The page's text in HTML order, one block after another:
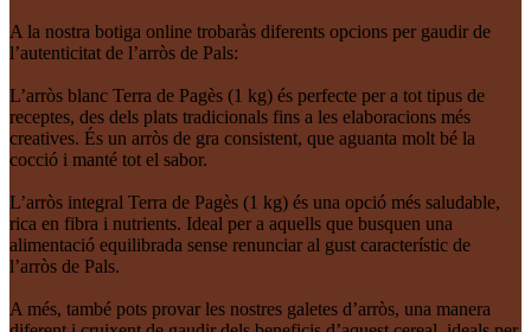
A la nostra botiga online trobaràs diferents opcions per gaudir de
l’autenticitat de l’arròs de Pals:
L’arròs blanc Terra de Pagès (1 kg) és perfecte per a tot tipus de
receptes, des dels plats tradicionals fins a les elaboracions més
creatives. És un arròs de gra consistent, que aguanta molt bé la
cocció i manté tot el sabor.
L’arròs integral Terra de Pagès (1 kg) és una opció més saludable,
rica en fibra i nutrients. Ideal per a aquells que busquen una
alimentació equilibrada sense renunciar al gust característic de
l’arròs de Pals.
A més, també pots provar les nostres galetes d’arròs, una manera